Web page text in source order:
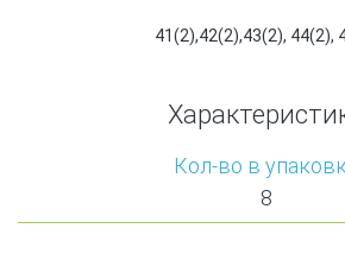
41(2),42(2),43(2), 44(2),
Кол-во в
8